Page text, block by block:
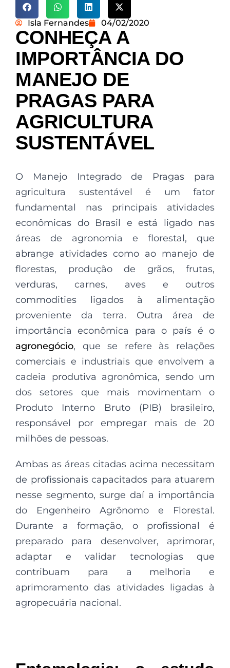
Isla Fernandes 04/02/2020
CONHEÇA A
IMPORTÂNCIA DO
MANEJO DE
PRAGAS PARA
AGRICULTURA
SUSTENTÁVEL
O Manejo Integrado de Pragas para
agricultura sustentável é um fator
fundamental nas principais atividades
econômicas do Brasil e está ligado nas
áreas de agronomia e florestal, que
abrange atividades como ao manejo de
florestas, produção de grãos, frutas,
verduras, carnes, aves e outros
commodities ligados à alimentação
proveniente da terra. Outra área de
importância econômica para o país é o
agronegócio, que se refere às relações
comerciais e industriais que envolvem a
cadeia produtiva agronômica, sendo um
dos setores que mais movimentam o
Produto Interno Bruto (PIB) brasileiro,
responsável por empregar mais de 20
milhões de pessoas.
Ambas as áreas citadas acima necessitam
de profissionais capacitados para atuarem
nesse segmento, surge daí a importância
do Engenheiro Agrônomo e Florestal.
Durante a formação, o profissional é
preparado para desenvolver, aprimorar,
adaptar e validar tecnologias que
contribuam para a melhoria e
aprimoramento das atividades ligadas à
agropecuária nacional.